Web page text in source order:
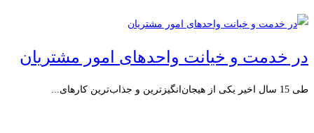
در خدمت و خیانت واحدهای امور مشتریان
طی 15 سال اخیر یکی از هیجان‌انگیزترین و جذاب‌ترین کارهای...